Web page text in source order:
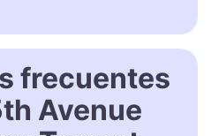
frecuentes
Avenue